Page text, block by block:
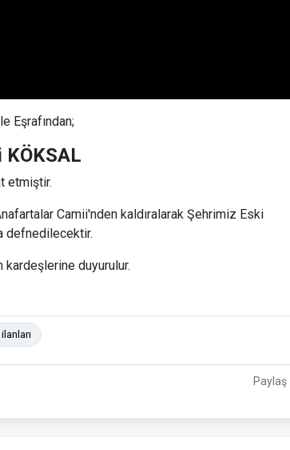
Eşrafından;
KÖKSAL
etmiştir.
Camii'nden kaldıralarak Şehrimiz Eski
defnedilecektir.
kardeşlerine duyurulur.
Paylaş